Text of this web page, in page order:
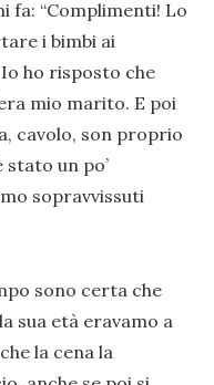
fa: “Complimenti! Lo
i bimbi ai
ho risposto che
mio marito. E poi
cavolo, son proprio
un po’
sopravvissuti
sono certa che
sua età eravamo a
la cena la